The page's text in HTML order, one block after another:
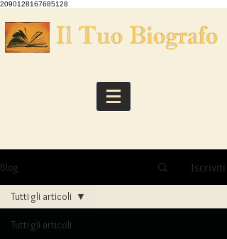
2090128167685128
Blog Iscriviti
Tutti gli articoli
Tutti gli articoli